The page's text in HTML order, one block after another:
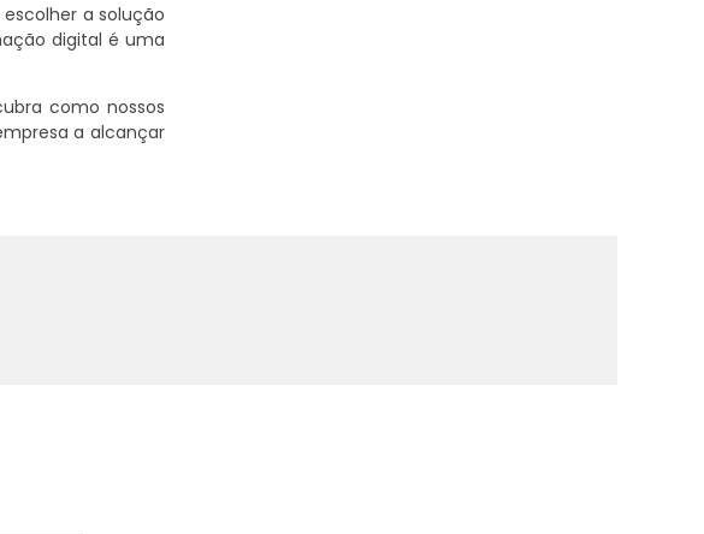
escolher a solução
digital é uma
como nossos
a alcançar